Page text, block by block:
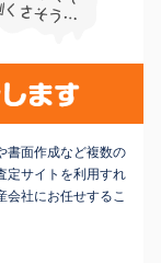
書面作成など複数の
定サイトを利用すれ
会社にお任せするこ